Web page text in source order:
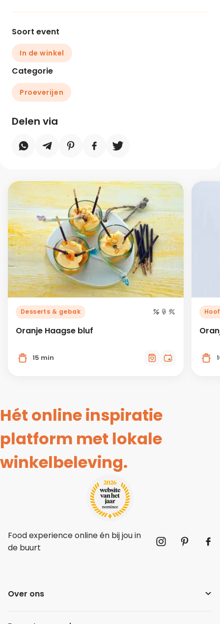
Soort event
In de winkel
Categorie
Proeverijen
Delen via
Desserts & gebak
Oranje Haagse bluf
15 min
Hét online inspiratie
platform met lokale
winkelbeleving.
Food experience online én bij jou in
de buurt
Over ons